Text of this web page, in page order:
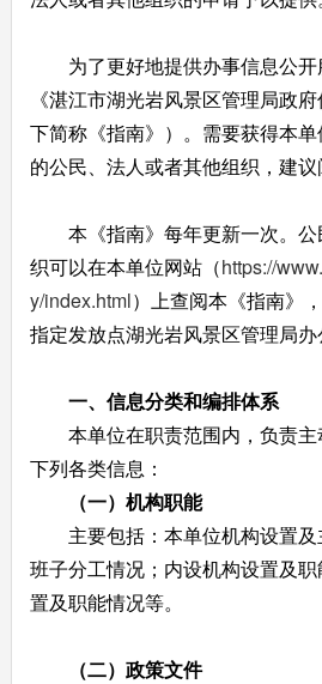
为了更好地提供办事信息公开
《湛江市湖光岩风景区管理局政
下简称《指南》）。需要获得本
的公民、法人或者其他组织，建议
本《指南》每年更新一次。公
织可以在本单位网站（https://
y/index.html）上查阅本《指南》
指定发放点湖光岩风景区管理局办
一、信息分类和编排体系
本单位在职责范围内，负责主
下列各类信息：
（一）机构职能
主要包括：本单位机构设置及
班子分工情况；内设机构设置及
置及职能情况等。
（二）政策文件